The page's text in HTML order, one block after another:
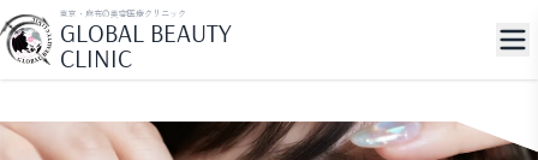
東京・麻布の美容医療クリニック
GLOBAL BEAUTY
CLINIC